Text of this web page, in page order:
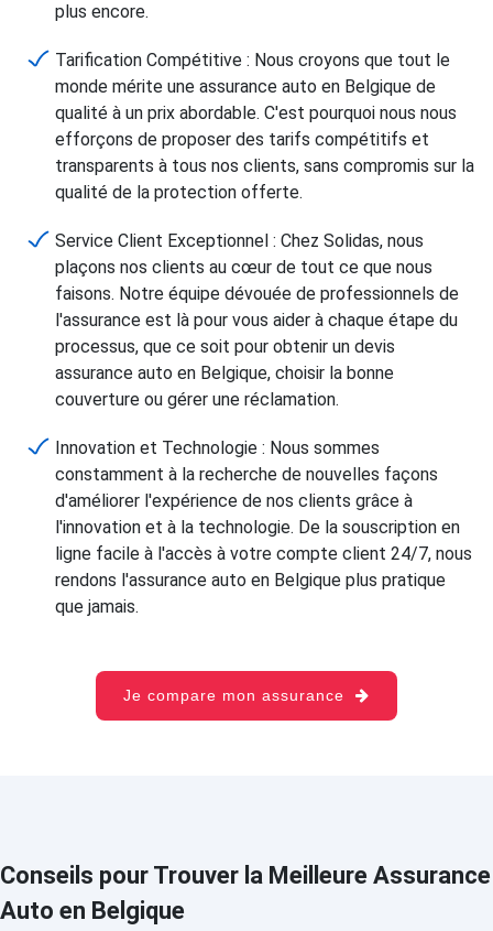
plus encore.
Tarification Compétitive : Nous croyons que tout le
monde mérite une assurance auto en Belgique de
qualité à un prix abordable. C'est pourquoi nous nous
efforçons de proposer des tarifs compétitifs et
transparents à tous nos clients, sans compromis sur la
qualité de la protection offerte.
Service Client Exceptionnel : Chez Solidas, nous
plaçons nos clients au cœur de tout ce que nous
faisons. Notre équipe dévouée de professionnels de
l'assurance est là pour vous aider à chaque étape du
processus, que ce soit pour obtenir un devis
assurance auto en Belgique, choisir la bonne
couverture ou gérer une réclamation.
Innovation et Technologie : Nous sommes
constamment à la recherche de nouvelles façons
d'améliorer l'expérience de nos clients grâce à
l'innovation et à la technologie. De la souscription en
ligne facile à l'accès à votre compte client 24/7, nous
rendons l'assurance auto en Belgique plus pratique
que jamais.
Je compare mon assurance
Conseils pour Trouver la Meilleure Assurance
Auto en Belgique